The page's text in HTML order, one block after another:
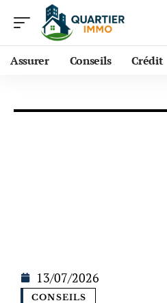
Assurer Conseils Crédit
13/07/2026
CONSEILS